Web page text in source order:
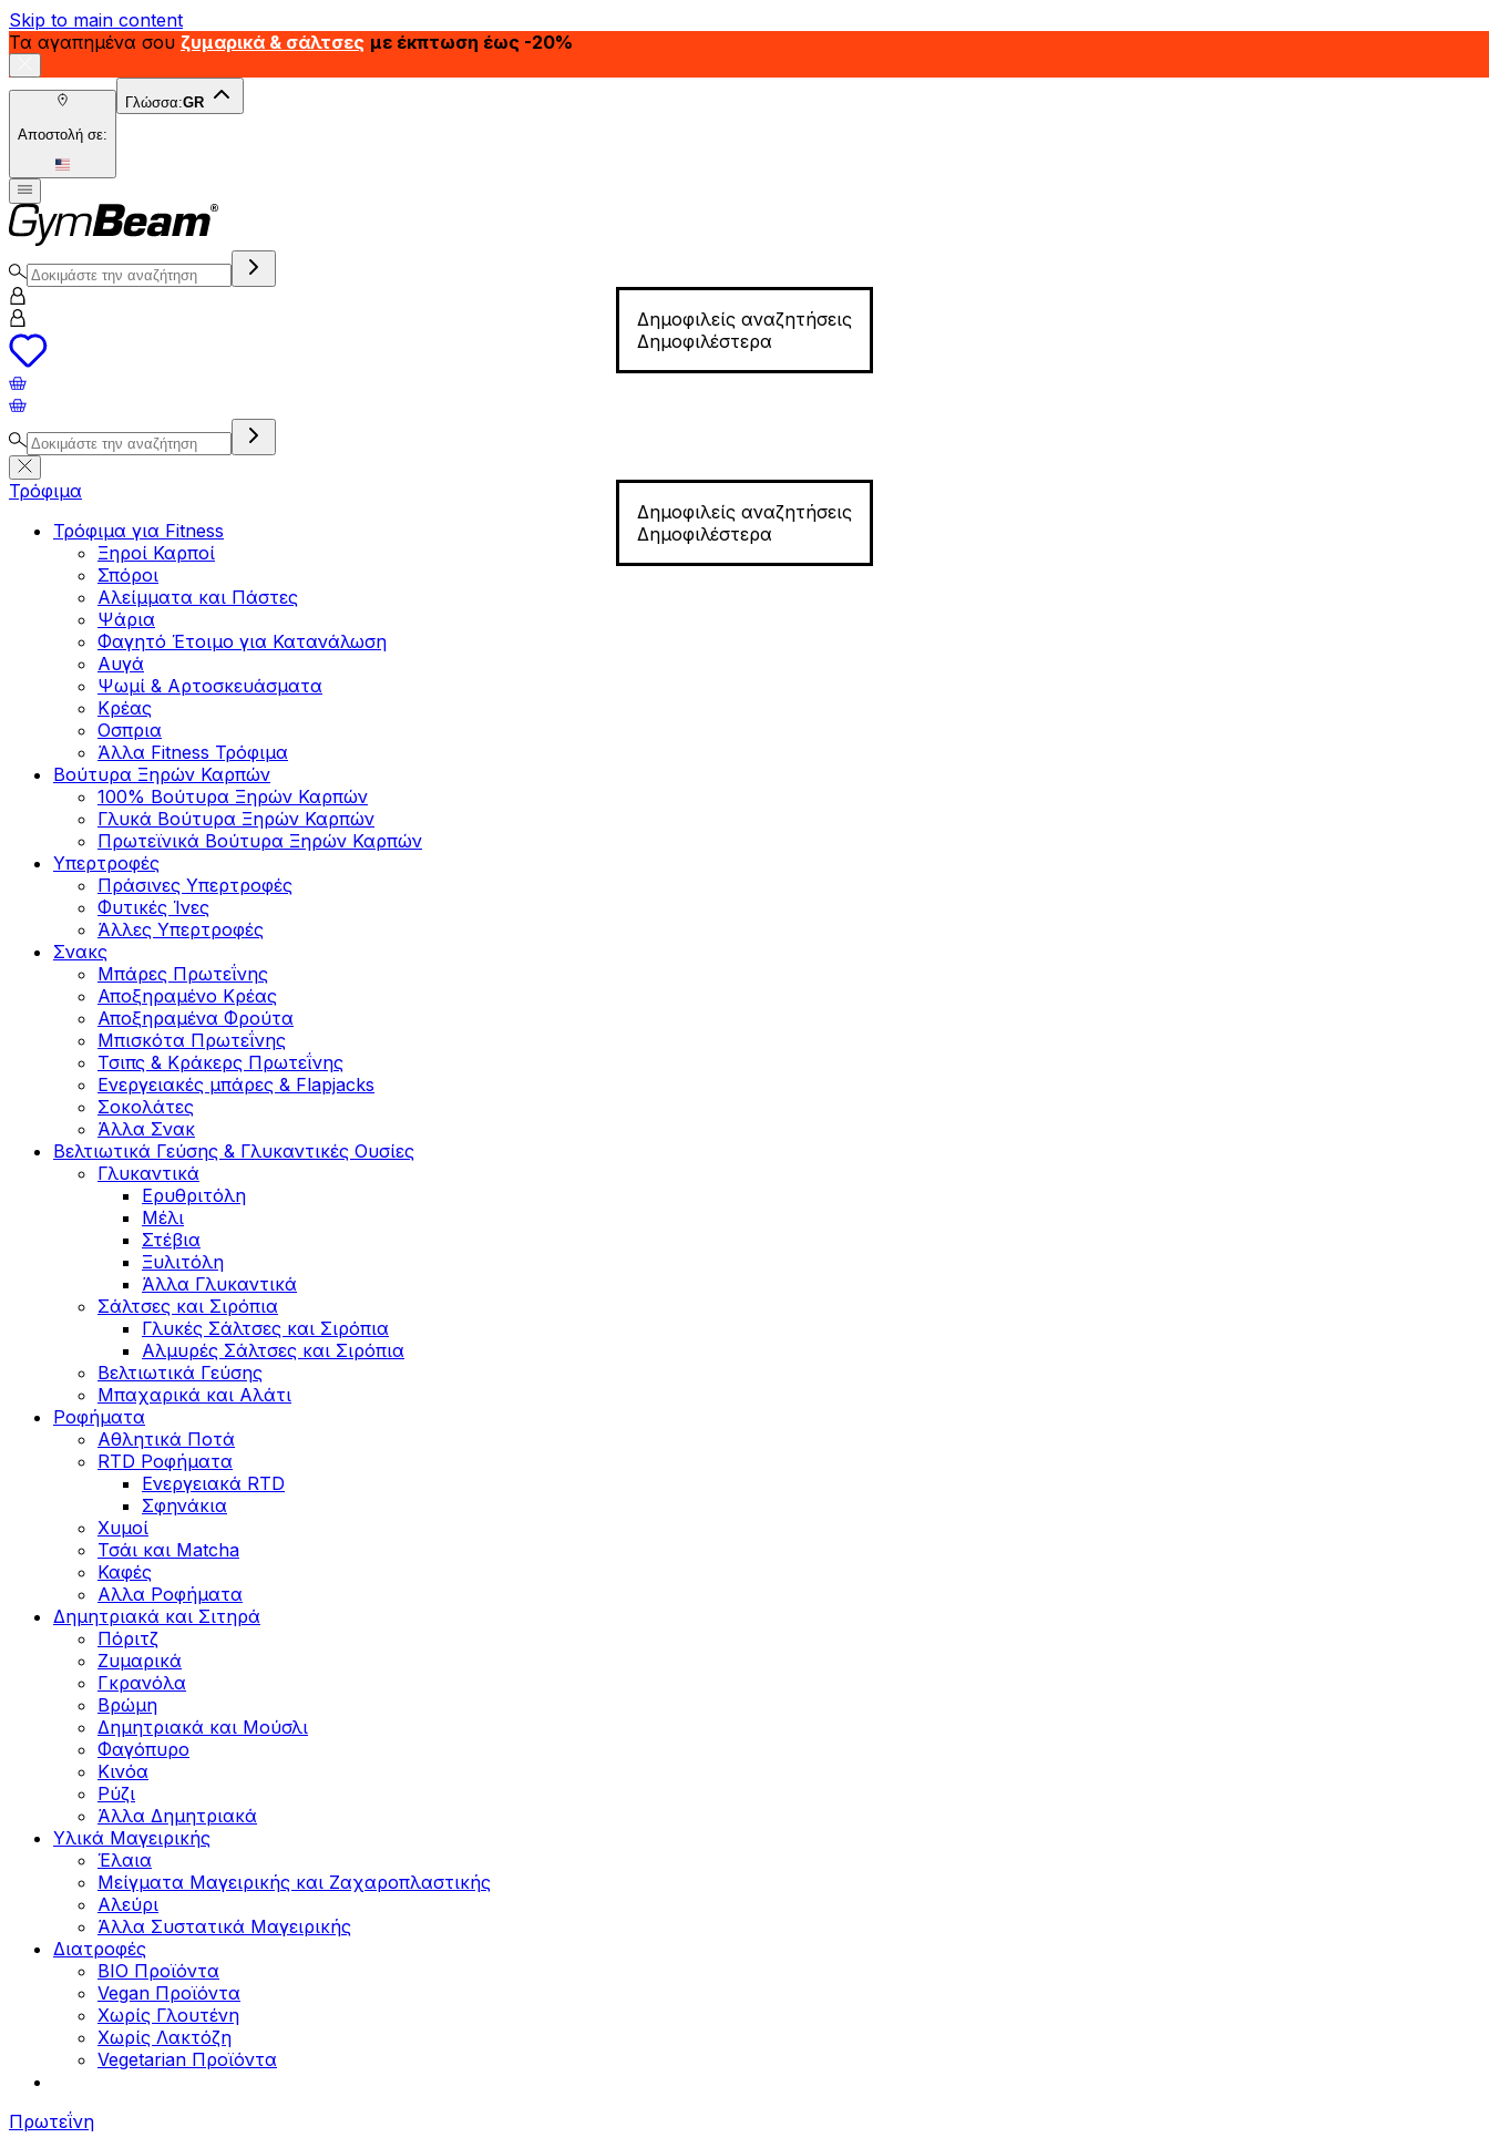
Skip to main content
Τα αγαπημένα σου ζυμαρικά & σάλτσες με έκπτωση έως -20%
Αποστολή σε:
Γλώσσα:GR
Δημοφιλείς αναζητήσεις
Δημοφιλέστερα
Δημοφιλείς αναζητήσεις
Δημοφιλέστερα
Τρόφιμα
Τρόφιμα για Fitness
Ξηροί Καρποί
Σπόροι
Αλείμματα και Πάστες
Ψάρια
Φαγητό Έτοιμο για Κατανάλωση
Αυγά
Ψωμί & Αρτοσκευάσματα
Κρέας
Οσπρια
Άλλα Fitness Τρόφιμα
Βούτυρα Ξηρών Καρπών
100% Βούτυρα Ξηρών Καρπών
Γλυκά Βούτυρα Ξηρών Καρπών
Πρωτεϊνικά Βούτυρα Ξηρών Καρπών
Υπερτροφές
Πράσινες Υπερτροφές
Φυτικές Ίνες
Άλλες Υπερτροφές
Σνακς
Μπάρες Πρωτεΐνης
Αποξηραμένο Κρέας
Αποξηραμένα Φρούτα
Μπισκότα Πρωτεΐνης
Τσιπς & Kράκερς Πρωτεΐνης
Ενεργειακές μπάρες & Flapjacks
Σοκολάτες
Άλλα Σνακ
Βελτιωτικά Γεύσης & Γλυκαντικές Ουσίες
Γλυκαντικά
Ερυθριτόλη
Μέλι
Στέβια
Ξυλιτόλη
Άλλα Γλυκαντικά
Σάλτσες και Σιρόπια
Γλυκές Σάλτσες και Σιρόπια
Αλμυρές Σάλτσες και Σιρόπια
Bελτιωτικά Γεύσης
Μπαχαρικά και Αλάτι
Ροφήματα
Αθλητικά Ποτά
RTD Ροφήματα
Ενεργειακά RTD
Σφηνάκια
Χυμοί
Τσάι και Matcha
Καφές
Αλλα Ροφήματα
Δημητριακά και Σιτηρά
Πόριτζ
Ζυμαρικά
Γκρανόλα
Βρώμη
Δημητριακά και Μούσλι
Φαγόπυρο
Κινόα
Ρύζι
Άλλα Δημητριακά
Υλικά Μαγειρικής
Έλαια
Μείγματα Μαγειρικής και Ζαχαροπλαστικής
Αλεύρι
Άλλα Συστατικά Μαγειρικής
Διατροφές
BIO Προϊόντα
Vegan Προϊόντα
Χωρίς Γλουτένη
Χωρίς Λακτόζη
Vegetarian Προϊόντα
Πρωτεΐνη